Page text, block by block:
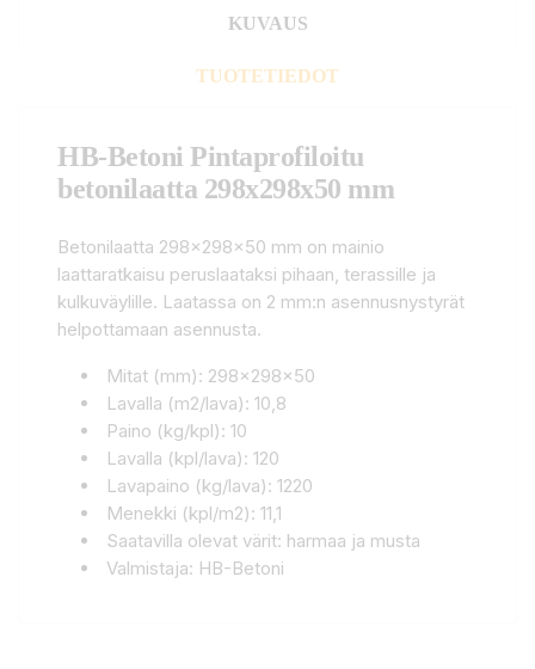
KUVAUS
TUOTETIEDOT
HB-Betoni Pintaprofiloitu
betonilaatta 298x298x50 mm
Betonilaatta 298x298x50 mm on mainio
laattaratkaisu peruslaataksi pihaan, terassille ja
kulkuväylille. Laatassa on 2 mm:n asennusnystyrät
helpottamaan asennusta.
Mitat (mm): 298x298x50
Lavalla (m2/lava): 10,8
Paino (kg/kpl): 10
Lavalla (kpl/lava): 120
Lavapaino (kg/lava): 1220
Menekki (kpl/m2): 11,1
Saatavilla olevat värit: harmaa ja musta
Valmistaja: HB-Betoni